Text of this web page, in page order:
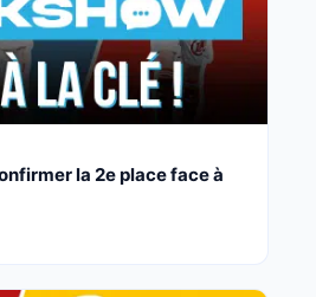
la 2e place face à